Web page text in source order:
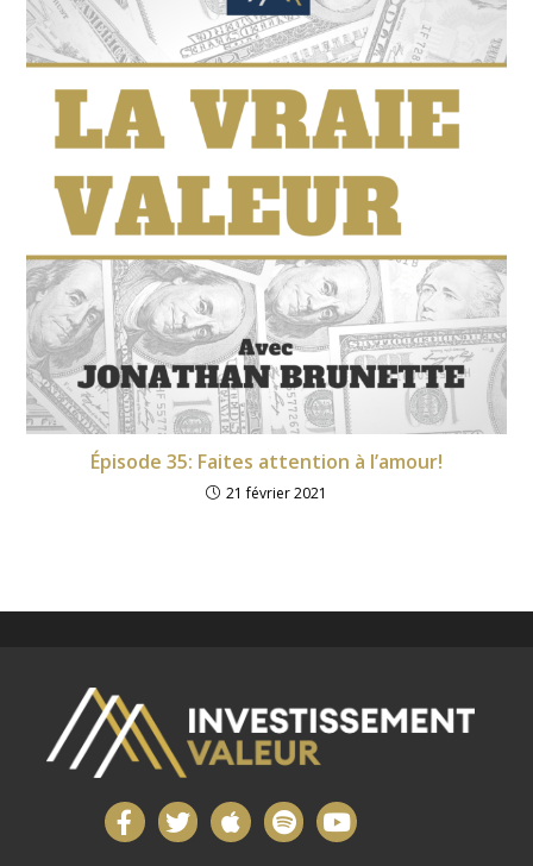
Épisode 35: Faites attention à l’amour!
21 février 2021